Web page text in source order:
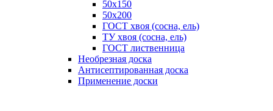
50х150
50х200
ГОСТ хвоя (сосна, ель)
ТУ хвоя (сосна, ель)
ГОСТ лиственница
Необрезная доска
Антисептированная доска
Применение доски